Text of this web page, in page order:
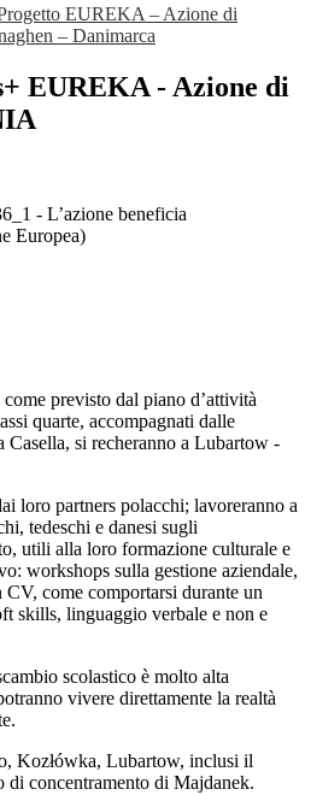
EUREKA – Azione di
– Danimarca
EUREKA - Azione di
- L’azione beneficia
Europea)
previsto dal piano d’attività
quarte, accompagnati dalle
Casella, si recheranno a Lubartow -
loro partners polacchi; lavoreranno a
tedeschi e danesi sugli
utili alla loro formazione culturale e
workshops sulla gestione aziendale,
come comportarsi durante un
skills, linguaggio verbale e non e
scolastico è molto alta
vivere direttamente la realtà
Kozłówka, Lubartow, inclusi il
di concentramento di Majdanek.